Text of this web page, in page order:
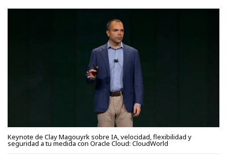
Keynote de Clay Magouyrk sobre IA, velocidad, flexibilidad y
seguridad a tu medida con Oracle Cloud: CloudWorld